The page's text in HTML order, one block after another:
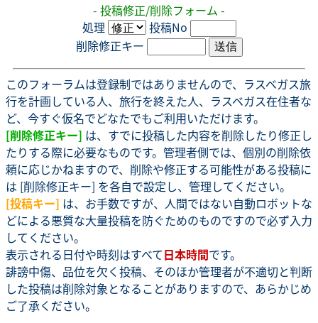
- 投稿修正/削除フォーム -
処理
投稿No
削除修正キー
このフォーラムは登録制ではありませんので、ラスベガス旅
行を計画している人、旅行を終えた人、ラスベガス在住者な
ど、今すぐ仮名でどなたでもご利用いただけます。
[削除修正キー] は、すでに投稿した内容を削除したり修正し
たりする際に必要なものです。管理者側では、個別の削除依
頼に応じかねますので、削除や修正する可能性がある投稿に
は [削除修正キー] を各自で設定し、管理してください。
[投稿キー] は、お手数ですが、人間ではない自動ロボットな
どによる悪質な大量投稿を防ぐためのものですので必ず入力
してください。
表示される日付や時刻はすべて日本時間です。
誹謗中傷、品位を欠く投稿、そのほか管理者が不適切と判断
した投稿は削除対象となることがありますので、あらかじめ
ご了承ください。